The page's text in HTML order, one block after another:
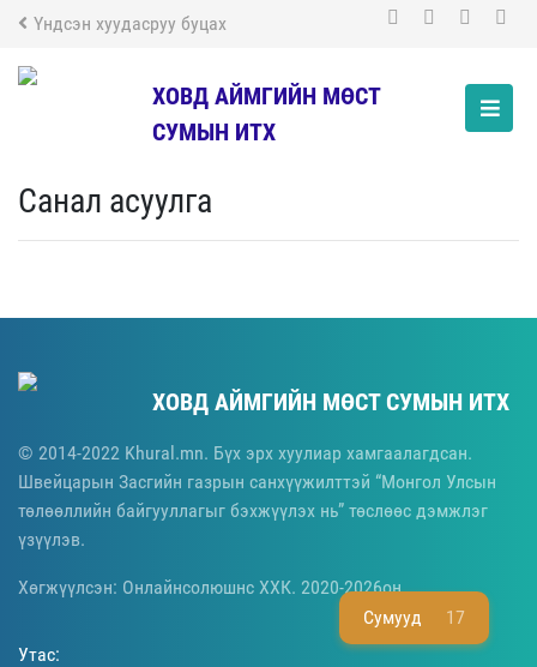
Үндсэн хуудасруу буцах
ХОВД АЙМГИЙН МӨСТ
СУМЫН ИТХ
Сумууд 17
Санал асуулга
ХОВД АЙМГИЙН МӨСТ СУМЫН ИТХ
© 2014-2022 Khural.mn. Бүх эрх хуулиар хамгаалагдсан.
Швейцарын Засгийн газрын санхүүжилттэй “Монгол Улсын
төлөөллийн байгууллагыг бэхжүүлэх нь” төслөөс дэмжлэг
үзүүлэв.
Хөгжүүлсэн: Онлайнсолюшнс ХХК. 2020-2026он.
Утас: